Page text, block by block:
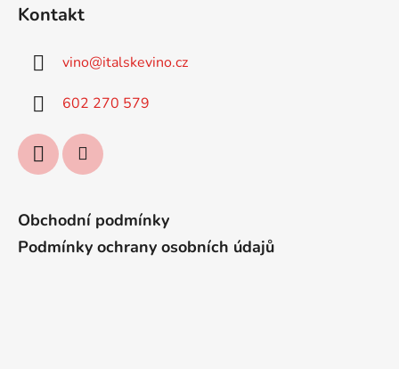
Kontakt
vino@italskevino.cz
602 270 579
Obchodní podmínky
Podmínky ochrany osobních údajů